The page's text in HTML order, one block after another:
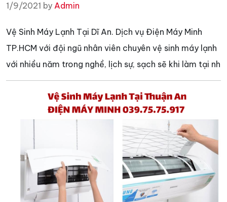
1/9/2021 by Admin
Vệ Sinh Máy Lạnh Tại Dĩ An. Dịch vụ Điện Máy Minh
TP.HCM với đội ngũ nhân viên chuyên vệ sinh máy lạnh
với nhiều năm trong nghề, lịch sự, sạch sẽ khi làm tại nh